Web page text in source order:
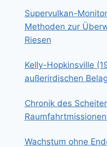
Supervulkan-
Methoden zur
Riesen
Kelly-Hopkinsville
außerirdischen
Chronik des
Wachstum ohne